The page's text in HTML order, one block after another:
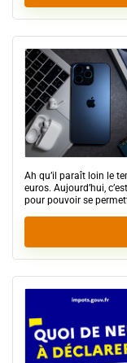
Ah qu’il paraît loin le
euros. Aujourd’hui,
pour pouvoir se